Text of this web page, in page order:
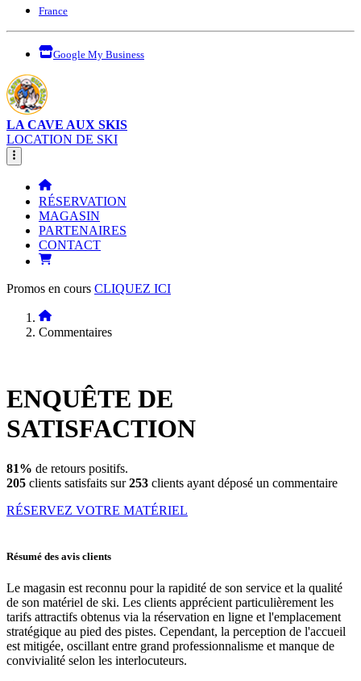
France
Google My Business
LA CAVE AUX SKIS
LOCATION DE SKI
RÉSERVATION
MAGASIN
PARTENAIRES
CONTACT
Promos en cours CLIQUEZ ICI
Commentaires
ENQUÊTE DE
SATISFACTION
81% de retours positifs.
205 clients satisfaits sur253 clients ayant déposé un commentaire
RÉSERVEZ VOTRE MATÉRIEL
Résumé des avis clients
Le magasin est reconnu pour la rapidité de son service et la qualité
de son matériel de ski. Les clients apprécient particulièrement les
tarifs attractifs obtenus via la réservation en ligne et l'emplacement
stratégique au pied des pistes. Cependant, la perception de l'accueil
est mitigée, oscillant entre grand professionnalisme et manque de
convivialité selon les interlocuteurs.